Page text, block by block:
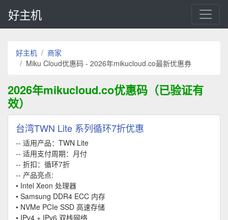
好主机
好主机
商家
Miku Cloud优惠码 - 2026年mikucloud.co最新优惠券
2026年mikucloud.co优惠码（已验证有
效）
台湾TWN Lite 系列循环7折优惠
-- 适用产品：TWN Lite
-- 适用支付周期：月付
-- 折扣：循环7折
-- 产品亮点:
• Intel Xeon 处理器
• Samsung DDR4 ECC 内存
• NVMe PCIe SSD 高速存储
• IPv4 + IPv6 双栈网络